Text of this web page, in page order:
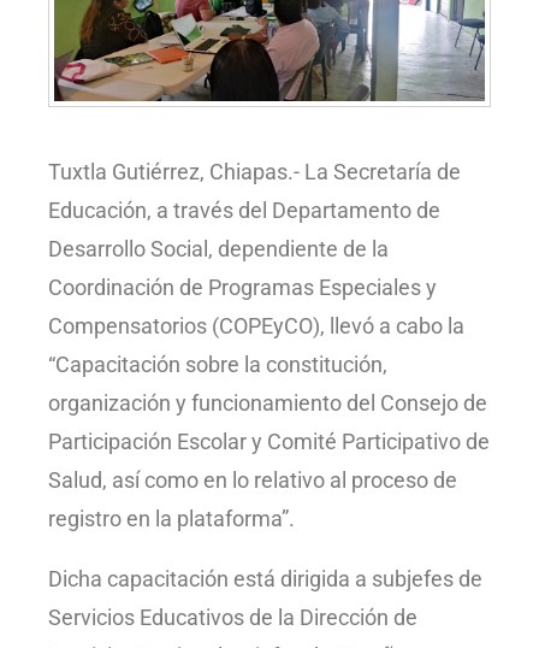
Tuxtla Gutiérrez, Chiapas.- La Secretaría de
Educación, a través del Departamento de
Desarrollo Social, dependiente de la
Coordinación de Programas Especiales y
Compensatorios (COPEyCO), llevó a cabo la
“Capacitación sobre la constitución,
organización y funcionamiento del Consejo de
Participación Escolar y Comité Participativo de
Salud, así como en lo relativo al proceso de
registro en la plataforma”.
Dicha capacitación está dirigida a subjefes de
Servicios Educativos de la Dirección de